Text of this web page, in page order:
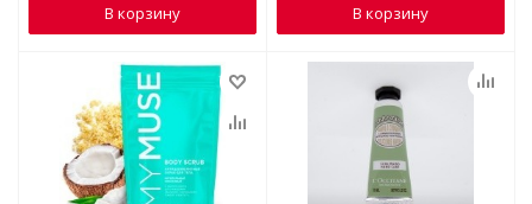
В корзину В корзину